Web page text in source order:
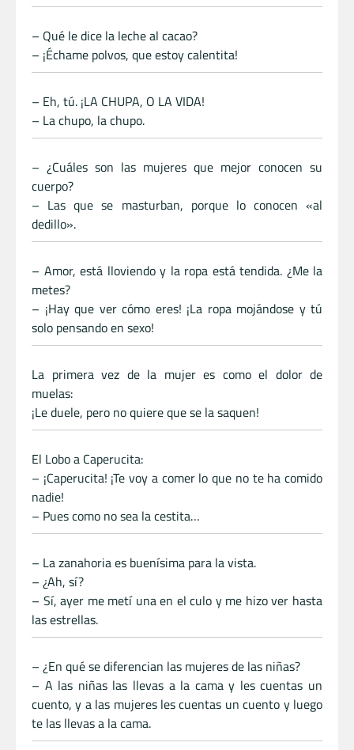
– Qué le dice la leche al cacao?
– ¡Échame polvos, que estoy calentita!
– Eh, tú. ¡LA CHUPA, O LA VIDA!
– La chupo, la chupo.
– ¿Cuáles son las mujeres que mejor conocen su
cuerpo?
– Las que se masturban, porque lo conocen «al
dedillo».
– Amor, está lloviendo y la ropa está tendida. ¿Me la
metes?
– ¡Hay que ver cómo eres! ¡La ropa mojándose y tú
solo pensando en sexo!
La primera vez de la mujer es como el dolor de
muelas:
¡Le duele, pero no quiere que se la saquen!
El Lobo a Caperucita:
– ¡Caperucita! ¡Te voy a comer lo que no te ha comido
nadie!
– Pues como no sea la cestita…
– La zanahoria es buenísima para la vista.
– ¿Ah, sí?
– Sí, ayer me metí una en el culo y me hizo ver hasta
las estrellas.
– ¿En qué se diferencian las mujeres de las niñas?
– A las niñas las llevas a la cama y les cuentas un
cuento, y a las mujeres les cuentas un cuento y luego
te las llevas a la cama.